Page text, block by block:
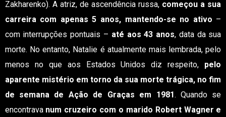
Zakharenko). A atriz, de ascendência russa, começou a sua
carreira com apenas 5 anos, mantendo-se no ativo –
com interrupções pontuais – até aos 43 anos, data da sua
morte. No entanto, Natalie é atualmente mais lembrada, pelo
menos no que aos Estados Unidos diz respeito, pelo
aparente mistério em torno da sua morte trágica, no fim
de semana de Ação de Graças em 1981. Quando se
encontrava num cruzeiro com o marido Robert Wagner e